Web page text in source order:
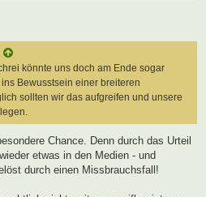
könnte uns doch am Ende sogar
Bewusstsein einer breiteren
sollten wir das aufgreifen und unsere
Chance. Denn durch das Urteil
etwas in den Medien - und
durch einen Missbrauchsfall!